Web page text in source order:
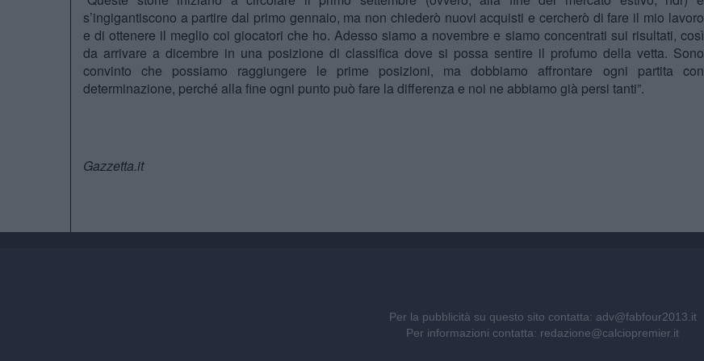
s’ingigantiscono a partire dal primo gennaio, ma non chiederò nuovi acquisti e cercherò di fare il mio lavoro
e di ottenere il meglio coi giocatori che ho. Adesso siamo a novembre e siamo concentrati sui risultati, così
da arrivare a dicembre in una posizione di classifica dove si possa sentire il profumo della vetta. Sono
convinto che possiamo raggiungere le prime posizioni, ma dobbiamo affrontare ogni partita con
determinazione, perché alla fine ogni punto può fare la differenza e noi ne abbiamo già persi tanti”.
Gazzetta.it
Per la pubblicità su questo sito contatta: adv@fabfour2013.it
Per informazioni contatta: redazione@calciopremier.it